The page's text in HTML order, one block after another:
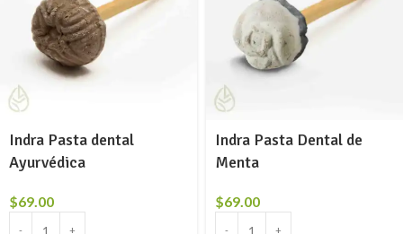
Indra Pasta dental
Ayurvédica
$69.00
Indra Pasta Dental de
Menta
$69.00